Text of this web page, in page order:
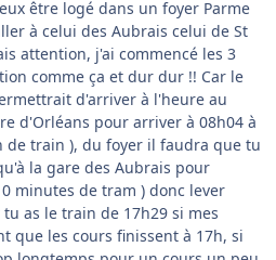
être logé dans un foyer Parme
à celui des Aubrais celui de St
attention, j'ai commencé les 3
comme ça et dur dur !! Car le
d'arriver à l'heure au
d'Orléans pour arriver à 08h04 à
de train ), du foyer il faudra que tu
la gare des Aubrais pour
minutes de tram ) donc lever
as le train de 17h29 si mes
que les cours finissent à 17h, si